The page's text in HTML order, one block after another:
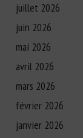
juillet 2026
juin 2026
mai 2026
avril 2026
mars 2026
février 2026
janvier 2026